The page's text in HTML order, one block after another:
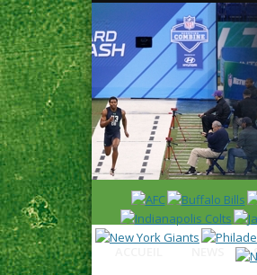
News en français sur la